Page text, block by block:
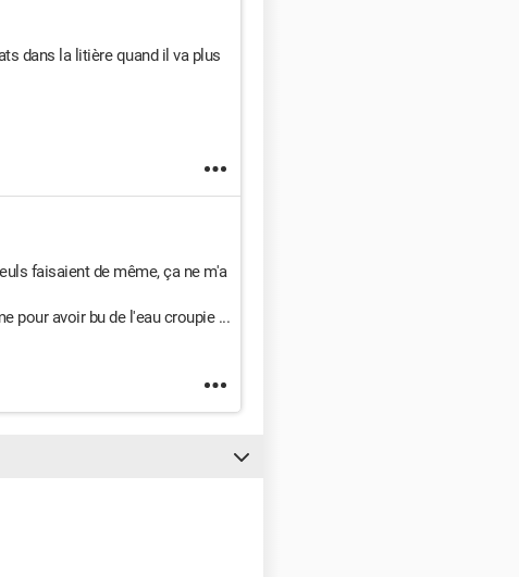
dans la litière quand il va plus
faisaient de même, ça ne m'a
pour avoir bu de l'eau croupie ...